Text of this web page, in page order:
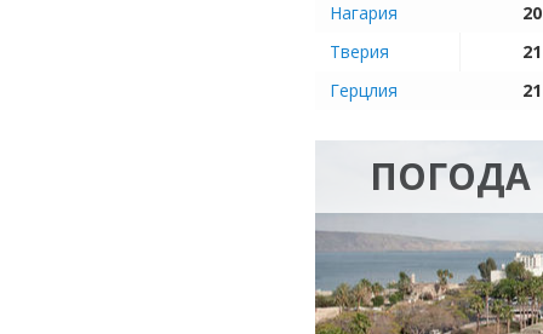
Нагария
Тверия
Герцлия
ПОГОДА